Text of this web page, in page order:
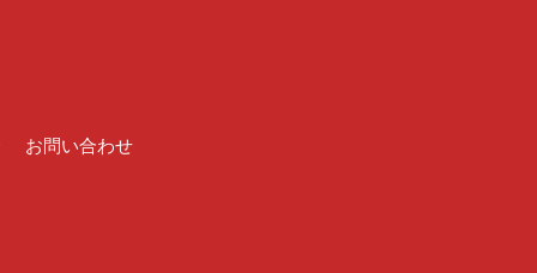
お問い合わせ